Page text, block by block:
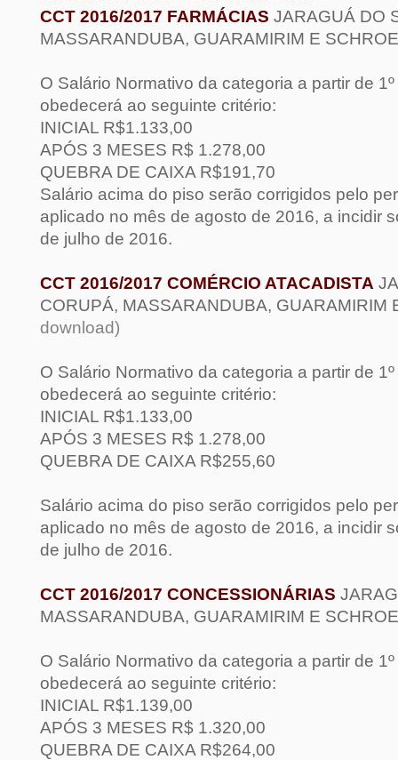
CCT 2016/2017 FARMÁCIAS JARAGUÁ DO
MASSARANDUBA, GUARAMIRIM E
O Salário Normativo da categoria a partir de
obedecerá ao seguinte critério:
INICIAL R$1.133,00
APÓS 3 MESES R$ 1.278,00
QUEBRA DE CAIXA R$191,70
Salário acima do piso serão corrigidos pelo
aplicado no mês de agosto de 2016, a incidir
de julho de 2016.
CCT 2016/2017 COMÉRCIO ATACADISTA
CORUPÁ, MASSARANDUBA, GUARAMIRIM
download)
O Salário Normativo da categoria a partir de
obedecerá ao seguinte critério:
INICIAL R$1.133,00
APÓS 3 MESES R$ 1.278,00
QUEBRA DE CAIXA R$255,60
Salário acima do piso serão corrigidos pelo
aplicado no mês de agosto de 2016, a incidir
de julho de 2016.
CCT 2016/2017 CONCESSIONÁRIAS
MASSARANDUBA, GUARAMIRIM E
O Salário Normativo da categoria a partir de
obedecerá ao seguinte critério:
INICIAL R$1.139,00
APÓS 3 MESES R$ 1.320,00
QUEBRA DE CAIXA R$264,00